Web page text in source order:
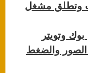
وتطلق مشغل
وتويتر
والضغط